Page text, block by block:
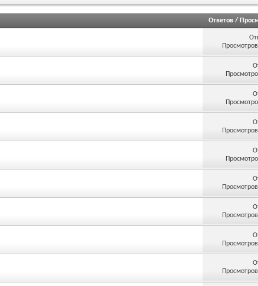
Ответов /